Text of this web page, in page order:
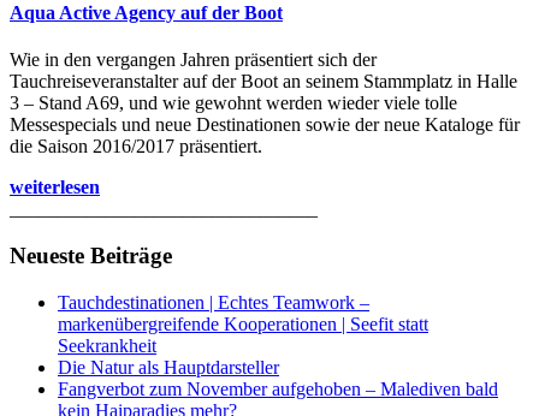
Aqua Active Agency auf der Boot
Wie in den vergangen Jahren präsentiert sich der
Tauchreiseveranstalter auf der Boot an seinem Stammplatz in Halle
3 – Stand A69, und wie gewohnt werden wieder viele tolle
Messespecials und neue Destinationen sowie der neue Kataloge für
die Saison 2016/2017 präsentiert.
weiterlesen
Neueste Beiträge
Tauchdestinationen | Echtes Teamwork –
markenübergreifende Kooperationen | Seefit statt
Seekrankheit
Die Natur als Hauptdarsteller
Fangverbot zum November aufgehoben – Malediven bald
kein Haiparadies mehr?